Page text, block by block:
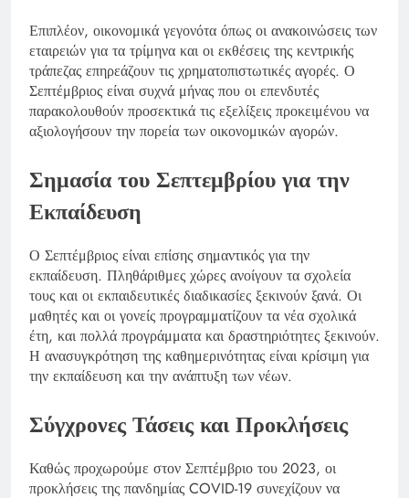
Επιπλέον, οικονομικά γεγονότα όπως οι ανακοινώσεις των
εταιρειών για τα τρίμηνα και οι εκθέσεις της κεντρικής
τράπεζας επηρεάζουν τις χρηματοπιστωτικές αγορές. Ο
Σεπτέμβριος είναι συχνά μήνας που οι επενδυτές
παρακολουθούν προσεκτικά τις εξελίξεις προκειμένου να
αξιολογήσουν την πορεία των οικονομικών αγορών.
Σημασία του Σεπτεμβρίου για την
Εκπαίδευση
Ο Σεπτέμβριος είναι επίσης σημαντικός για την
εκπαίδευση. Πληθάριθμες χώρες ανοίγουν τα σχολεία
τους και οι εκπαιδευτικές διαδικασίες ξεκινούν ξανά. Οι
μαθητές και οι γονείς προγραμματίζουν τα νέα σχολικά
έτη, και πολλά προγράμματα και δραστηριότητες ξεκινούν.
Η ανασυγκρότηση της καθημερινότητας είναι κρίσιμη για
την εκπαίδευση και την ανάπτυξη των νέων.
Σύγχρονες Τάσεις και Προκλήσεις
Καθώς προχωρούμε στον Σεπτέμβριο του 2023, οι
προκλήσεις της πανδημίας COVID-19 συνεχίζουν να